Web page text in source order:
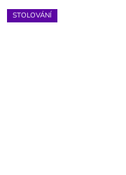
STOLOVÁNÍ